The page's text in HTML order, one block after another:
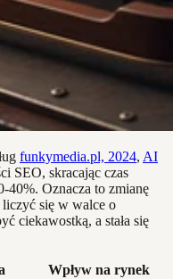
funkymedia.pl, 2024, AI
SEO, skracając czas
40%. Oznacza to zmianę
się w walce o
ciekawostką, a stała się
Wpływ na rynek